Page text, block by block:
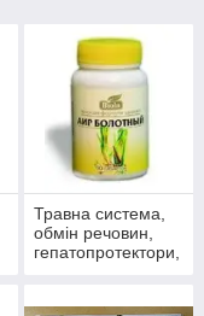
Травна система,
обмін речовин,
гепатопротектори,